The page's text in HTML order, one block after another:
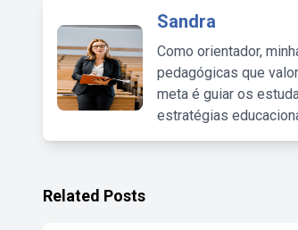
Sandra
Como orientador,
pedagógicas que
meta é guiar os
estratégias
Related Posts